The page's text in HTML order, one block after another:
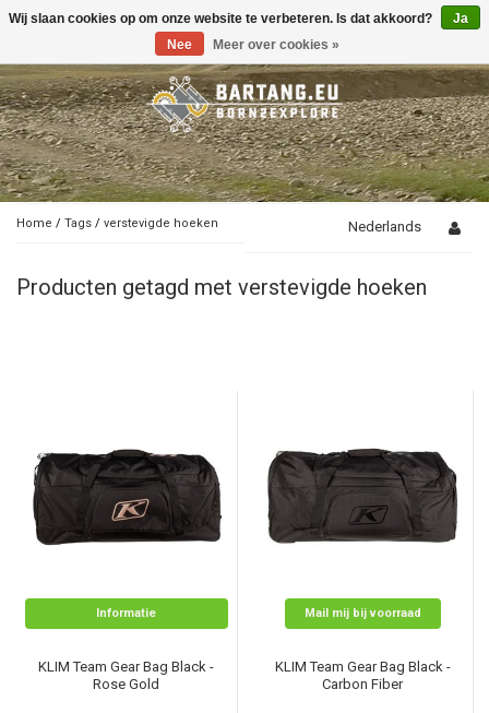
Toggle
Home / Tags / verstevigde hoeken Nederlands
Producten getagd met verstevigde hoeken
Informatie
KLIM Team Gear Bag Black -
Rose Gold
Mail mij bij voorraad
KLIM Team Gear Bag Black -
Carbon Fiber
Wij slaan cookies op om onze website te verbeteren. Is dat akkoord?
Ja
Nee
Meer over cookies »